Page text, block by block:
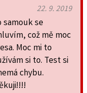
22. 9. 2019
samouk se
což mě moc
Moc mi to
si to. Test si
chybu.